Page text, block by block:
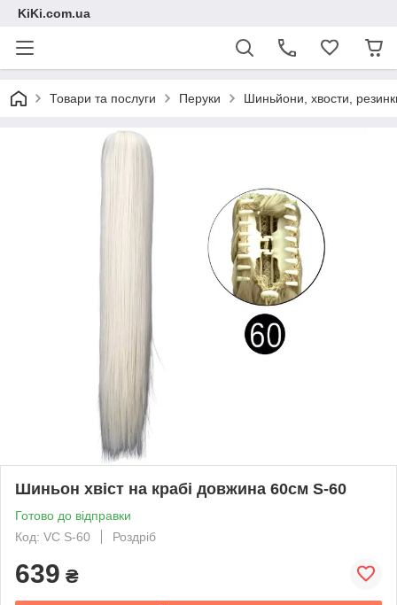
KiKi.com.ua
Товари та послуги Перуки Шиньйони, хвости,
Шиньон хвіст на крабі довжина 60см S-60
Готово до відправки
Код: VC S-60
Роздріб
639 ₴